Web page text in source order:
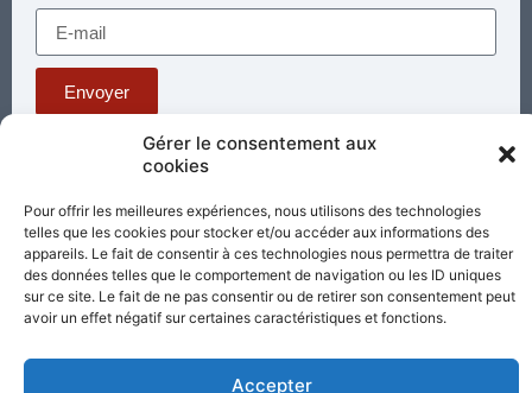
Gérer le consentement aux
cookies
Pour offrir les meilleures expériences, nous utilisons des technologies
telles que les cookies pour stocker et/ou accéder aux informations des
appareils. Le fait de consentir à ces technologies nous permettra de traiter
des données telles que le comportement de navigation ou les ID uniques
sur ce site. Le fait de ne pas consentir ou de retirer son consentement peut
avoir un effet négatif sur certaines caractéristiques et fonctions.
Accepter
Envoyer
Téléphone : 03 85 81 56 00
standard@sacrecoeur-paray.org
Paray TV
Agenda Nous contacter
Nos
partenaires
Mentions
légales